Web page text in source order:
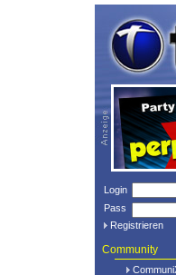
Login
Pass
Registrieren
Community